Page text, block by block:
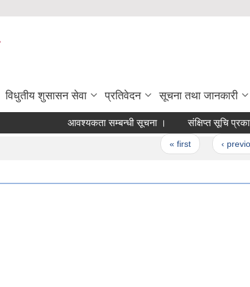
विधुतीय शुसासन सेवा प्रतिवेदन सूचना तथा जानकारी
आवश्यकता सम्बन्धी सूचना । संक्षिप्त सूचि प्रकाशन
‹ previous